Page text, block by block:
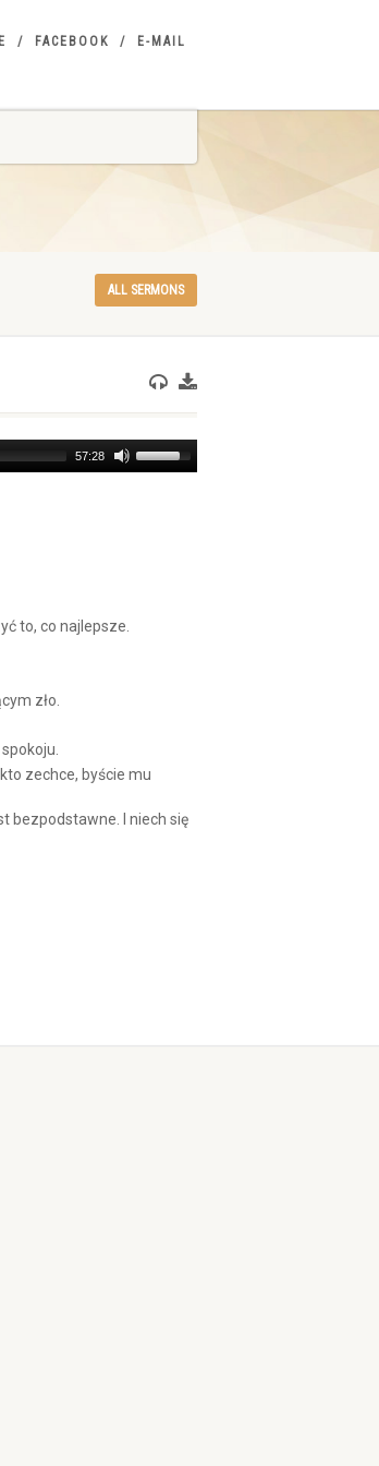
FACEBOOK E-MAIL
ALL SERMONS
57:28
Use
Up/Down
to, co najlepsze.
zło.
zechce, byście mu
bezpodstawne. I niech się